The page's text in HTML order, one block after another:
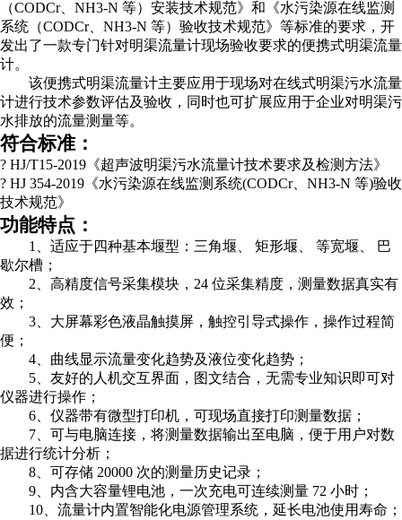
（CODCr、NH3-N 等）安装技术规范》和《水污染源在线监测
系统（CODCr、NH3-N 等）验收技术规范》等标准的要求，开
发出了一款专门针对明渠流量计现场验收要求的便携式明渠流量
计。
该便携式明渠流量计主要应用于现场对在线式明渠污水流量
计进行技术参数评估及验收，同时也可扩展应用于企业对明渠污
水排放的流量测量等。
符合标准：
? HJ/T15-2019《超声波明渠污水流量计技术要求及检测方法》
? HJ 354-2019《水污染源在线监测系统(CODCr、NH3-N 等)验收
技术规范》
功能特点：
1、适应于四种基本堰型：三角堰、 矩形堰、 等宽堰、 巴
歇尔槽；
2、高精度信号采集模块，24 位采集精度，测量数据真实有
效；
3、大屏幕彩色液晶触摸屏，触控引导式操作，操作过程简
便；
4、曲线显示流量变化趋势及液位变化趋势；
5、友好的人机交互界面，图文结合，无需专业知识即可对
仪器进行操作；
6、仪器带有微型打印机，可现场直接打印测量数据；
7、可与电脑连接，将测量数据输出至电脑，便于用户对数
据进行统计分析；
8、可存储 20000 次的测量历史记录；
9、内含大容量锂电池，一次充电可连续测量 72 小时；
10、流量计内置智能化电源管理系统，延长电池使用寿命；